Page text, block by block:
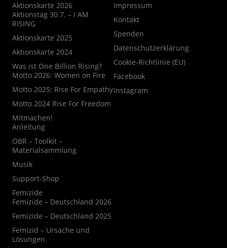
Aktionskarte 2026
Aktionstag 30.7. – I AM
RISING
Aktionskarte 2025
Aktionskarte 2024
Was ist One Billion Rising?
Motto 2026: Women on Fire
Motto 2025: Rise For Empathy
Motto 2024 Rise For Freedom
Mitmachen!
Anleitung
OBR – Toolkit –
Materialsammlung
Musik
Support-Shop
Femizide
Femizide – Deutschland 2026
Femizide – Deutschland 2025
Femizid – Ursache und
Lösungen
Impressum
Kontakt
Spenden
Datenschutzerklärung
Cookie-Richtlinie (EU)
Facebook
Instagram